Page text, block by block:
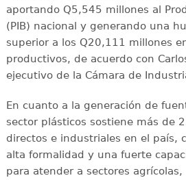
aportando Q5,545 millones al
(PIB) nacional y generando una
superior a los Q20,111 millones
productivos, de acuerdo con
ejecutivo de la Cámara de
En cuanto a la generación de
sector plásticos sostiene más de
directos e industriales en el país,
alta formalidad y una fuerte
para atender a sectores